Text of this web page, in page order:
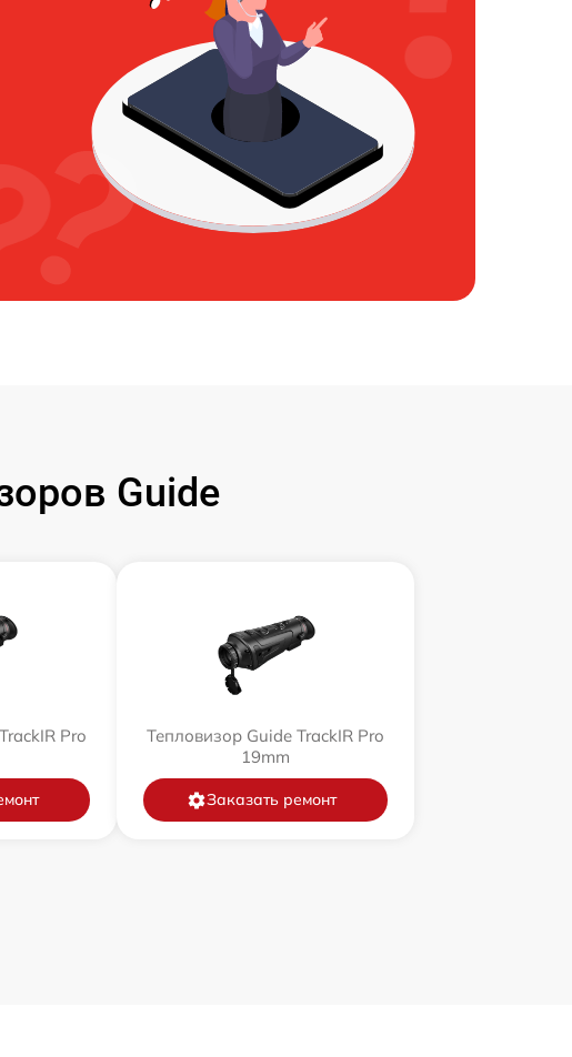
Guide
Pro
Тепловизор Guide TrackIR Pro
19mm
Заказать ремонт